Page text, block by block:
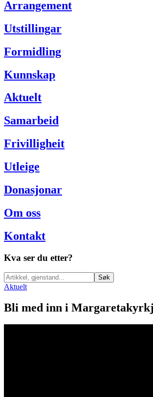
Arrangement
Utstillingar
Formidling
Kunnskap
Aktuelt
Samarbeid
Frivilligheit
Utleige
Donasjonar
Om oss
Kontakt
Kva ser du etter?
Søk
Aktuelt
Bli med inn i